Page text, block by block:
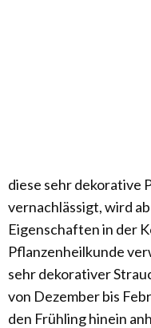
diese sehr dekorative
vernachlässigt, wird
Eigenschaften in der
Pflanzenheilkunde
sehr dekorativer
von Dezember bis
den Frühling hinein